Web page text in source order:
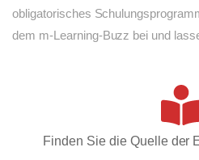
obligatorisches
dem m-Learning-Buzz bei und
Finden Sie die Quelle der